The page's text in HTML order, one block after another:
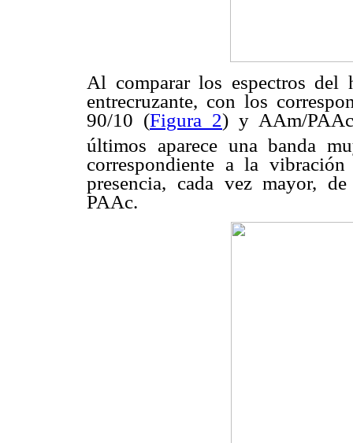
Al comparar los espectros
entrecruzante, con los
90/10 (Figura 2) y AAm/
últimos aparece una banda
correspondiente a la
presencia, cada vez mayor,
PAAc.